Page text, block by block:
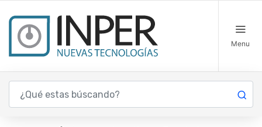
Menu
Inper Nuevas Tecnologías